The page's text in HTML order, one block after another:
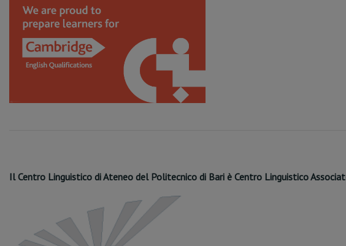
Il Centro Linguistico di Ateneo del Politecnico di Bari è Centro Linguistico